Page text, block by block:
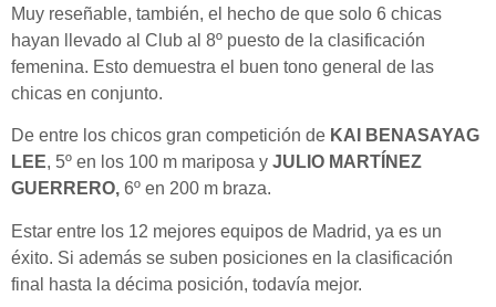
Muy reseñable, también, el hecho de que solo 6 chicas
hayan llevado al Club al 8º puesto de la clasificación
femenina. Esto demuestra el buen tono general de las
chicas en conjunto.
De entre los chicos gran competición de KAI BENASAYAG
LEE, 5º en los 100 m mariposa y JULIO MARTÍNEZ
GUERRERO, 6º en 200 m braza.
Estar entre los 12 mejores equipos de Madrid, ya es un
éxito. Si además se suben posiciones en la clasificación
final hasta la décima posición, todavía mejor.